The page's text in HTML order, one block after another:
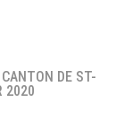
DE ST-
2020